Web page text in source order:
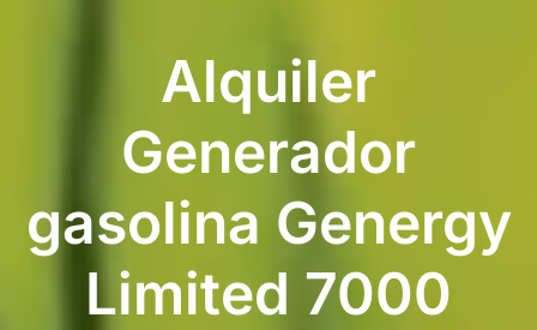
Alquiler
Generador
gasolina Genergy
Limited 7000